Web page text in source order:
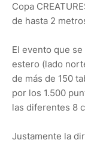
Copa
de hasta 2
El evento que
estero (lado
de más de 150
por los 1.500
las diferentes 8
Justamente la